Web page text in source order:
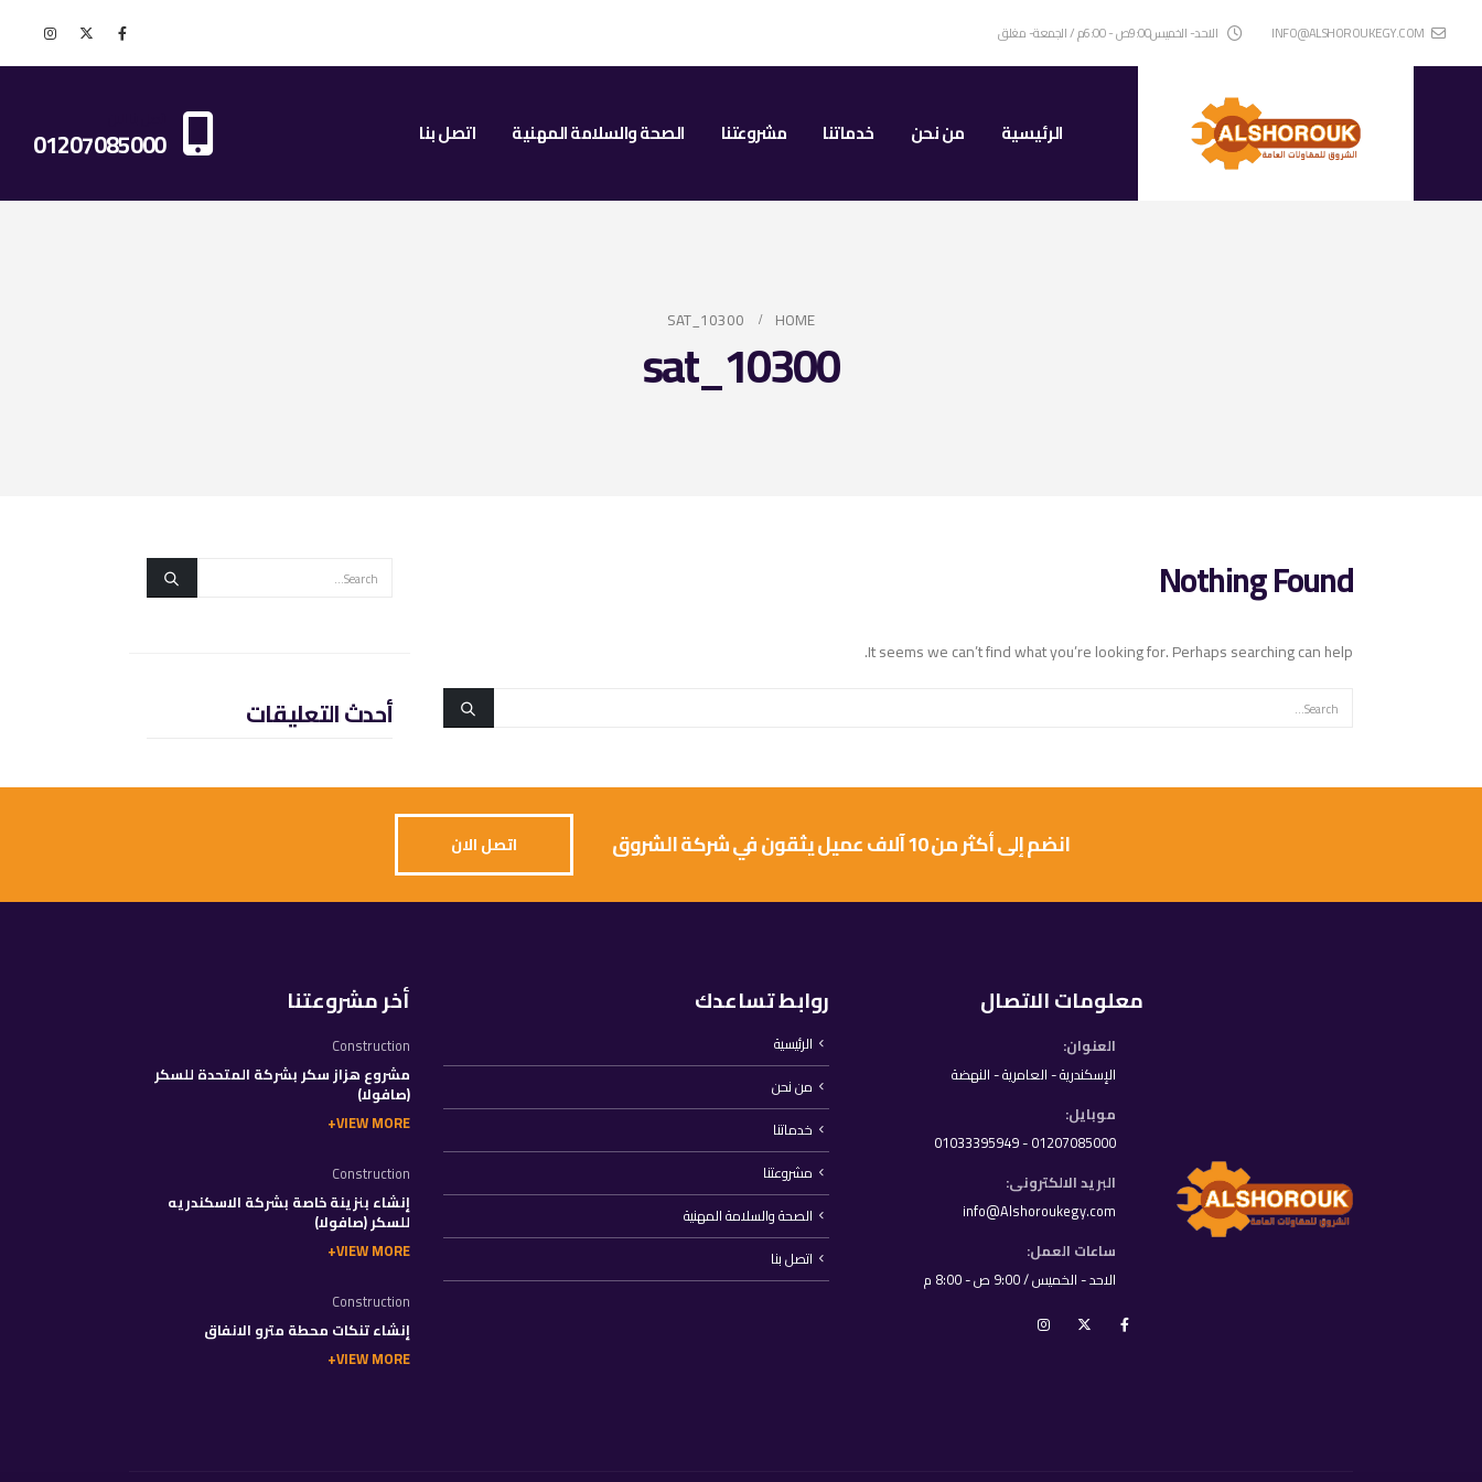
INFO@ALSHOROUKEGY.COM الاحد- الخميس9:00ص - 6:00م / الجمعة- مغلق
الرئيسية من نحن خدماتنا مشروعتنا الصحة والسلامة المهنية اتصل بنا 01207085000
HOME
10300_SAT
10300_sat
Nothing Found
It seems we can’t find what you’re looking for. Perhaps searching can help.
أحدث التعليقات
انضم إلى أكثر من 10 آلاف عميل يثقون في شركة الشروق اتصل الان
معلومات الاتصال
العنوان:
الإسكندرية - العامرية - النهضة
موبايل:
01207085000 - 01033395949
البريد الالكترونى:
info@Alshoroukegy.com
ساعات العمل:
الاحد - الخميس / 9:00 ص - 8:00 م
روابط تساعدك
الرئيسية
من نحن
خدماتنا
مشروعتنا
الصحة والسلامة المهنية
اتصل بنا
أخر مشروعتنا
Construction
مشروع هزاز سكر بشركة المتحدة للسكر
(صافولا)
VIEW MORE
Construction
إنشاء بنزينة خاصة بشركة الاسكندريه
للسكر (صافولا)
VIEW MORE
Construction
إنشاء تنكات محطة مترو الانفاق
VIEW MORE